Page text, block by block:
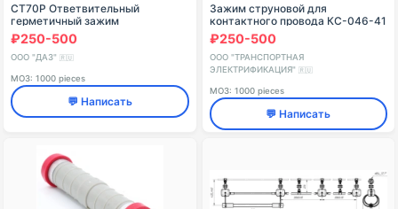
СТ70Р Ответвительный
герметичный зажим
₽250-500
ООО "ДАЗ" 🇷🇺
МОЗ: 1000 pieces
💬 Написать
Зажим струновой для
контактного провода КС-046-41
₽250-500
ООО "ТРАНСПОРТНАЯ
ЭЛЕКТРИФИКАЦИЯ"
🇷🇺
МОЗ: 1000 pieces
💬 Написать